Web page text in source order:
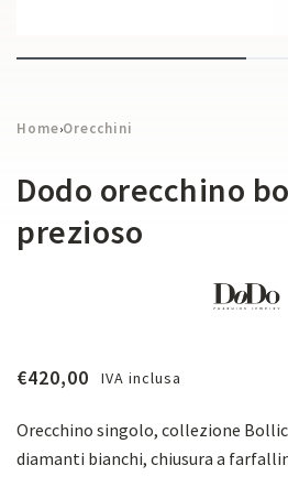
Home›Orecchini
Dodo orecchino
prezioso
€420,00 IVA inclusa
Orecchino singolo, collezione
diamanti bianchi, chiusura a